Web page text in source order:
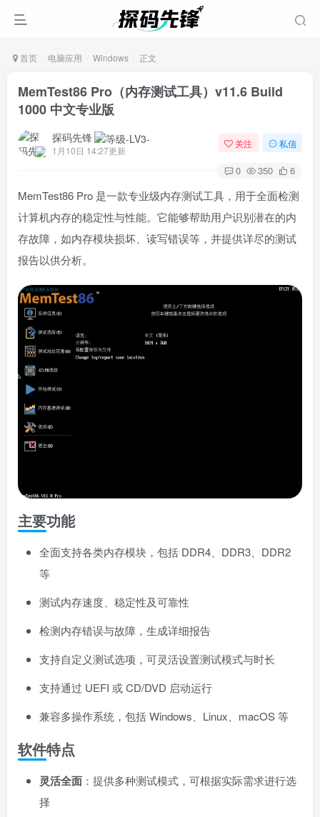
首页 电脑应用 Windows 正文
MemTest86 Pro（内存测试工具）v11.6 Build
1000 中文专业版
探码先锋
1月10日 14:27更新
关注 私信
0 350 6
MemTest86 Pro 是一款专业级内存测试工具，用于全面检测
计算机内存的稳定性与性能。它能够帮助用户识别潜在的内
存故障，如内存模块损坏、读写错误等，并提供详尽的测试
报告以供分析。
主要功能
全面支持各类内存模块，包括 DDR4、DDR3、DDR2
等
测试内存速度、稳定性及可靠性
检测内存错误与故障，生成详细报告
支持自定义测试选项，可灵活设置测试模式与时长
支持通过 UEFI 或 CD/DVD 启动运行
兼容多操作系统，包括 Windows、Linux、macOS 等
软件特点
灵活全面 ：提供多种测试模式，可根据实际需求进行选
择